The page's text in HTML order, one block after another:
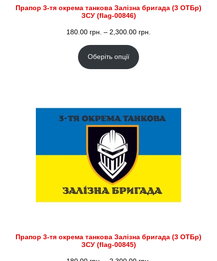
Прапор 3-тя окрема танкова Залізна бригада (3 ОТБр)
ЗСУ (flag-00846)
180.00 грн. – 2,300.00 грн.
Оберіть опції
Прапор 3-тя окрема танкова Залізна бригада (3 ОТБр)
ЗСУ (flag-00845)